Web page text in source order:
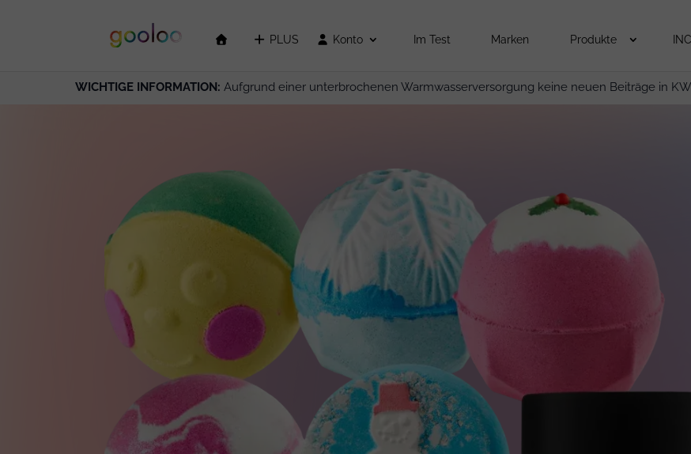
PLUS Konto Im Test Marken Produkte
WICHTIGE INFORMATION: Aufgrund einer unterbrochenen Warmwasserversorgung keine neuen Beiträge in KW